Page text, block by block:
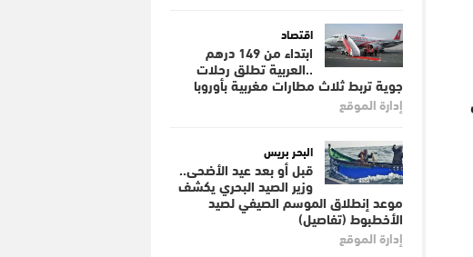
اقتصاد
ابتداء من 149 درهم
..العربية تطلق رحلات
جوية تربط ثلاث مطارات مغربية بأوروبا
إدارة الموقع
البحر بريس
قبل أو بعد عيد الأضحى..
وزير الصيد البحري يكشف
موعد إنطلاق الموسم الصيفي لصيد
الأخطبوط (تفاصيل)
إدارة الموقع